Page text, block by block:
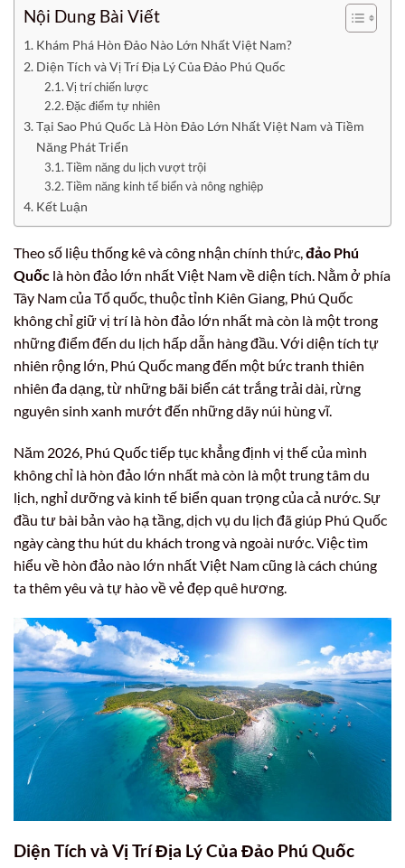
Nội Dung Bài Viết
Khám Phá Hòn Đảo Nào Lớn Nhất Việt Nam?
Diện Tích và Vị Trí Địa Lý Của Đảo Phú Quốc
Vị trí chiến lược
Đặc điểm tự nhiên
Tại Sao Phú Quốc Là Hòn Đảo Lớn Nhất Việt Nam và Tiềm
Năng Phát Triển
Tiềm năng du lịch vượt trội
Tiềm năng kinh tế biển và nông nghiệp
Kết Luận
Theo số liệu thống kê và công nhận chính thức,đảo Phú
Quốc là hòn đảo lớn nhất Việt Nam về diện tích. Nằm ở phía
Tây Nam của Tổ quốc, thuộc tỉnh Kiên Giang, Phú Quốc
không chỉ giữ vị trí là hòn đảo lớn nhất mà còn là một trong
những điểm đến du lịch hấp dẫn hàng đầu. Với diện tích tự
nhiên rộng lớn, Phú Quốc mang đến một bức tranh thiên
nhiên đa dạng, từ những bãi biển cát trắng trải dài, rừng
nguyên sinh xanh mướt đến những dãy núi hùng vĩ.
Năm 2026, Phú Quốc tiếp tục khẳng định vị thế của mình
không chỉ là hòn đảo lớn nhất mà còn là một trung tâm du
lịch, nghỉ dưỡng và kinh tế biển quan trọng của cả nước. Sự
đầu tư bài bản vào hạ tầng, dịch vụ du lịch đã giúp Phú Quốc
ngày càng thu hút du khách trong và ngoài nước. Việc tìm
hiểu về hòn đảo nào lớn nhất Việt Nam cũng là cách chúng
ta thêm yêu và tự hào về vẻ đẹp quê hương.
Diện Tích và Vị Trí Địa Lý Của Đảo Phú Quốc